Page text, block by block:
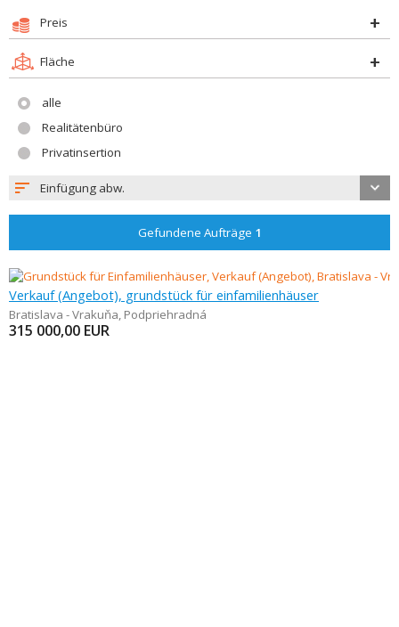
Preis
Fläche
alle
Realitätenbüro
Privatinsertion
Einfügung abw.
Gefundene Aufträge 1
Verkauf (Angebot), grundstück für einfamilienhäuser
Bratislava - Vrakuňa, Podpriehradná
315 000,00 EUR